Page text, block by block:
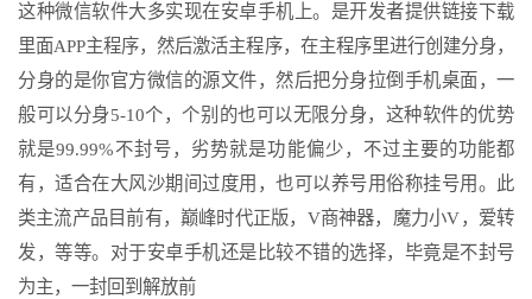
这种微信软件大多实现在安卓手机上。是开发者提供链接下载
里面APP主程序，然后激活主程序，在主程序里进行创建分身，
分身的是你官方微信的源文件，然后把分身拉倒手机桌面，一
般可以分身5-10个，个别的也可以无限分身，这种软件的优势
就是99.99%不封号，劣势就是功能偏少，不过主要的功能都
有，适合在大风沙期间过度用，也可以养号用俗称挂号用。此
类主流产品目前有，巅峰时代正版，V商神器，魔力小V，爱转
发，等等。对于安卓手机还是比较不错的选择，毕竟是不封号
为主，一封回到解放前